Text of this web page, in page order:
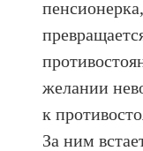
желании
к
За ним